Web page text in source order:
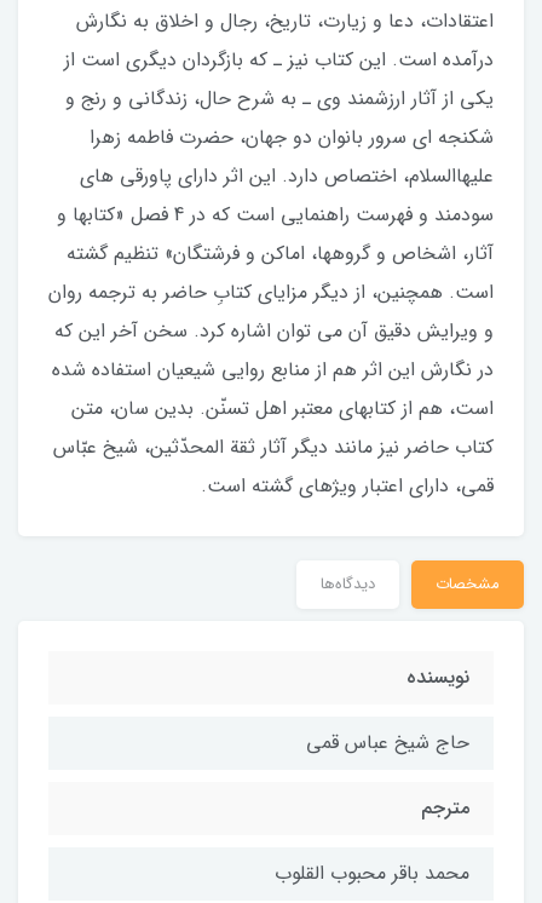
اعتقادات، دعا و زيارت، تاريخ، رجال و اخلاق به نگارش
درآمده است. اين كتاب نيز ـ كه بازگردان ديگرى است از
يكى از آثار ارزشمند وى‏ ـ به شرح حال، زندگانى و رنج و
شكنج‏ه اى سرور بانوان دو جهان، حضرت فاطمه‏ زهرا
عليهاالسلام، اختصاص دارد. اين اثر داراى پاورقى‏ هاى
سودمند و فهرست راهنمايى است كه در 4 فصل «كتاب‏ها و
آثار، اشخاص و گروه‏ها، اماكن و فرشتگان» تنظيم گشته
است. هم‏چنين، از ديگر مزاياى كتابِ حاضر به ترجمه‏ روان
و ويرايش دقيق آن مى‏ توان اشاره كرد. سخن آخر اين كه
در نگارش اين اثر هم از منابع روايى شيعيان استفاده شده
است، هم از كتاب‏هاى معتبر اهل‏ تسنّن. بدين‏ سان، متن
كتاب حاضر نيز مانند ديگر آثار ثقة‏ المحدّثين، شيخ عبّاس
قمى، داراى اعتبار ويژه‏اى گشته است.
مشخصات دیدگاه‌ها
نويسنده
حاج شيخ عباس قمي
مترجم
محمد باقر محبوب القلوب